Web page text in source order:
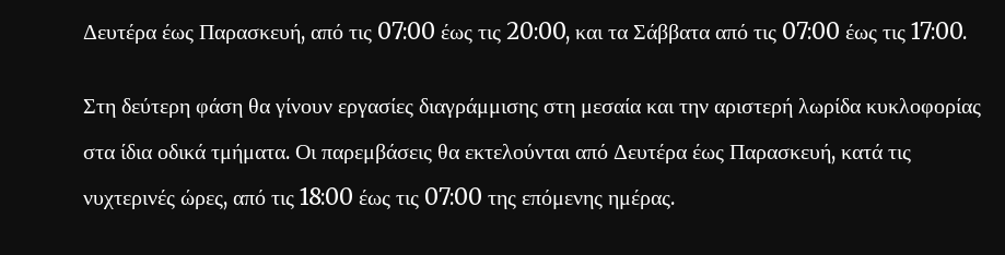
Δευτέρα έως Παρασκευή, από τις 07:00 έως τις 20:00, και τα Σάββατα από τις 07:00 έως τις 17:00.
Στη δεύτερη φάση θα γίνουν εργασίες διαγράμμισης στη μεσαία και την αριστερή λωρίδα κυκλοφορίας
στα ίδια οδικά τμήματα. Οι παρεμβάσεις θα εκτελούνται από Δευτέρα έως Παρασκευή, κατά τις
νυχτερινές ώρες, από τις 18:00 έως τις 07:00 της επόμενης ημέρας.